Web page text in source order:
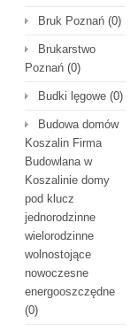
Bruk Poznań (0)
Brukarstwo
Poznań (0)
Budki lęgowe (0)
Budowa domów
Koszalin Firma
Budowlana w
Koszalinie domy
pod klucz
jednorodzinne
wielorodzinne
wolnostojące
nowoczesne
energooszczędne
(0)